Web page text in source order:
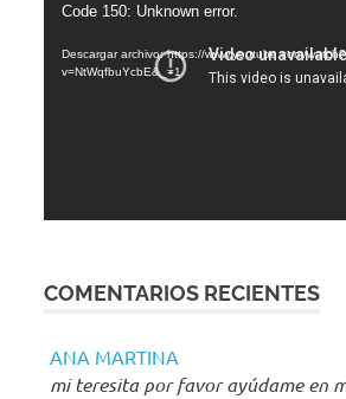
de
vídeo
Code 150: Unknown error.
Descargar archivo: https://www.youtube.com/watch?
v=NtWqfbuYcbE&_=1
COMENTARIOS RECIENTES
ANA MARTINA
mi teresita por favor ayúdame en